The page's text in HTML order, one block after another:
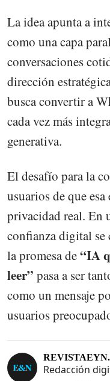
La idea apunta a
como una capa
conversaciones
dirección
busca convertir a
cada vez más
generativa.
El desafío para la
usuarios de que
privacidad real. En
confianza digital
la promesa de“IA
leer” pasa a ser
como un mensaje
usuarios
Redacción